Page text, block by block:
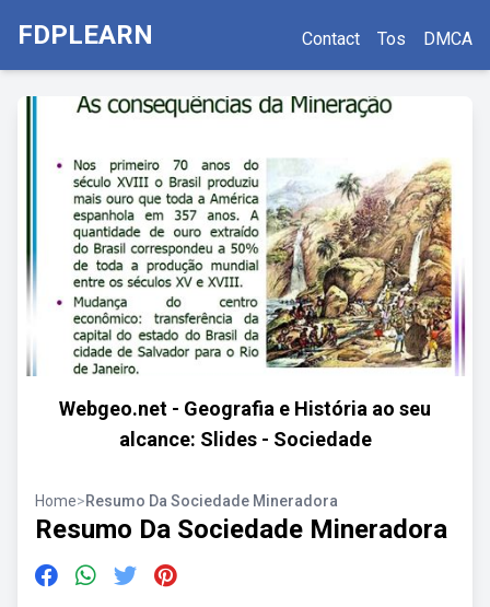
FDPLEARN Contact Tos DMCA
Webgeo.net - Geografia e História ao seu
alcance: Slides - Sociedade
Home>Resumo Da Sociedade Mineradora
Resumo Da Sociedade Mineradora